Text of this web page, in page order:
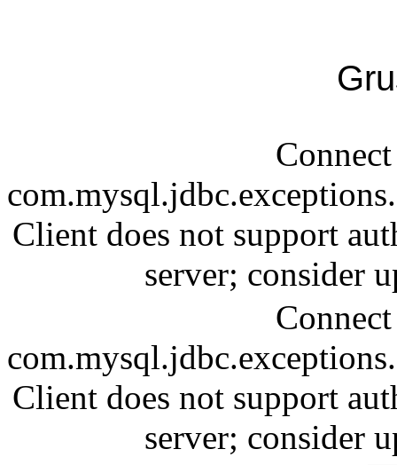
Client does not support
server; consider
Client does not support
server; consider